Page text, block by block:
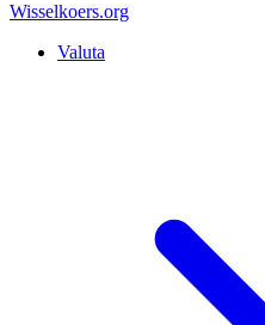
Wisselkoers.org
Valuta